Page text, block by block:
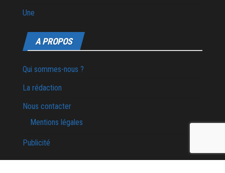
Une
A PROPOS
Qui sommes-nous ?
La rédaction
Nous contacter
Mentions légales
Publicité